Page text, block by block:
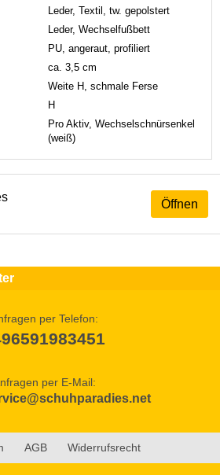
Leder, Textil, tw. gepolstert
Leder, Wechselfußbett
PU, angeraut, profiliert
ca. 3,5 cm
Weite H, schmale Ferse
H
Pro Aktiv, Wechselschnürsenkel
(weiß)
Öffnen
per Telefon:
per E-Mail:
AGB Widerrufsrecht